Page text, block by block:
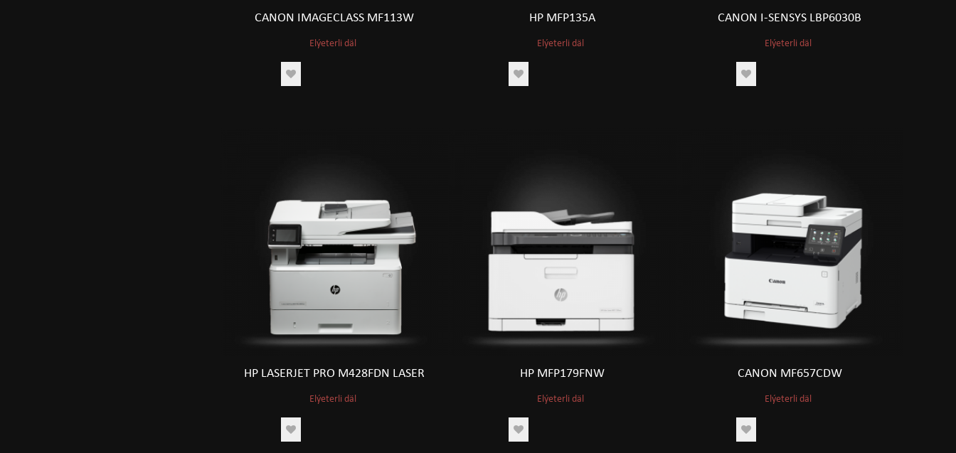
CANON IMAGECLASS MF113W
Elýeterli däl
HP MFP135A
Elýeterli däl
CANON I-SENSYS LBP6030B
Elýeterli däl
HP LASERJET PRO M428FDN LASER
Elýeterli däl
HP MFP179FNW
Elýeterli däl
CANON MF657CDW
Elýeterli däl